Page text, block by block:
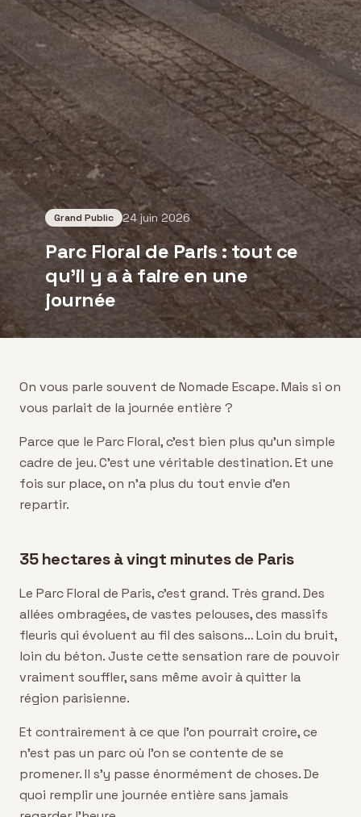
Grand Public 24 juin 2026
Parc Floral de Paris : tout ce
qu'il y a à faire en une
journée
On vous parle souvent de Nomade Escape. Mais si on
vous parlait de la journée entière ?
Parce que le Parc Floral, c'est bien plus qu'un simple
cadre de jeu. C'est une véritable destination. Et une
fois sur place, on n'a plus du tout envie d'en
repartir.
35 hectares à vingt minutes de Paris
Le Parc Floral de Paris, c'est grand. Très grand. Des
allées ombragées, de vastes pelouses, des massifs
fleuris qui évoluent au fil des saisons… Loin du bruit,
loin du béton. Juste cette sensation rare de pouvoir
vraiment souffler, sans même avoir à quitter la
région parisienne.
Et contrairement à ce que l'on pourrait croire, ce
n'est pas un parc où l'on se contente de se
promener. Il s'y passe énormément de choses. De
quoi remplir une journée entière sans jamais